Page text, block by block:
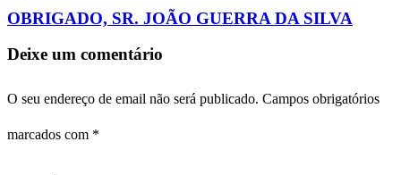
OBRIGADO, SR. JOÃO GUERRA DA SILVA
Deixe um comentário
O seu endereço de email não será publicado. Campos obrigatórios
marcados com *